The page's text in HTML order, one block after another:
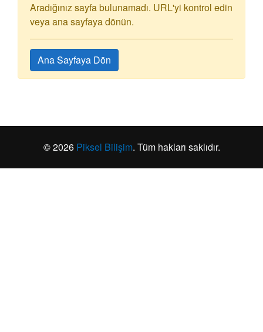
Aradığınız sayfa bulunamadı. URL'yi kontrol edin
veya ana sayfaya dönün.
Ana Sayfaya Dön
© 2026 Piksel Bilişim. Tüm hakları saklıdır.